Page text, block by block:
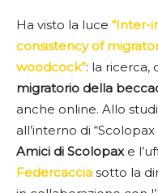
Ha visto la luce “Inter-
consistency of
woodcock”: la ricerca,
migratorio della
anche online. Allo
all’interno di
Amici di Scolopaxe
Federcaccia sotto la